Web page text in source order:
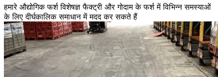
हमारे औद्योगिक फर्श विशेषज्ञ फैक्ट्री और गोदाम के फर्श में विभिन्न समस्याओं
के लिए दीर्घकालिक समाधान में मदद कर सकते हैं